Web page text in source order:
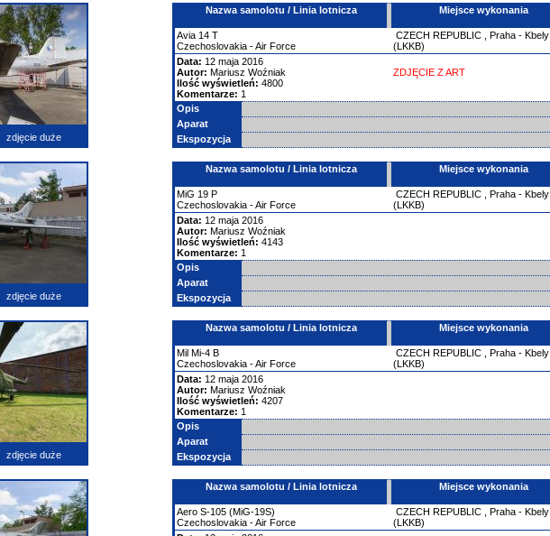
zdjęcie duże
Nazwa samolotu / Linia lotnicza Miejsce wykonania
Avia 14 T
Czechoslovakia - Air Force
CZECH REPUBLIC
Praha - Kbely
(LKKB)
Data: 12 maja 2016
Autor: Mariusz Woźniak
Ilość wyświetleń: 4800
Komentarze: 1
ZDJĘCIE Z ART
Opis
Aparat
Ekspozycja
zdjęcie duże
Nazwa samolotu / Linia lotnicza Miejsce wykonania
MiG 19 P
Czechoslovakia - Air Force
CZECH REPUBLIC
Praha - Kbely
(LKKB)
Data: 12 maja 2016
Autor: Mariusz Woźniak
Ilość wyświetleń: 4143
Komentarze: 1
Opis
Aparat
Ekspozycja
zdjęcie duże
Nazwa samolotu / Linia lotnicza Miejsce wykonania
Mil Mi-4 B
Czechoslovakia - Air Force
CZECH REPUBLIC
Praha - Kbely
(LKKB)
Data: 12 maja 2016
Autor: Mariusz Woźniak
Ilość wyświetleń: 4207
Komentarze: 1
Opis
Aparat
Ekspozycja
Nazwa samolotu / Linia lotnicza Miejsce wykonania
Aero S-105 (MiG-19S)
Czechoslovakia - Air Force
CZECH REPUBLIC
Praha - Kbely
(LKKB)